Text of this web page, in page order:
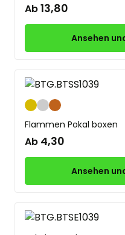
Ab13,80
Ansehen
GoldSilberBronze
Flammen Pokal boxen
Ab 4,30
Ansehen